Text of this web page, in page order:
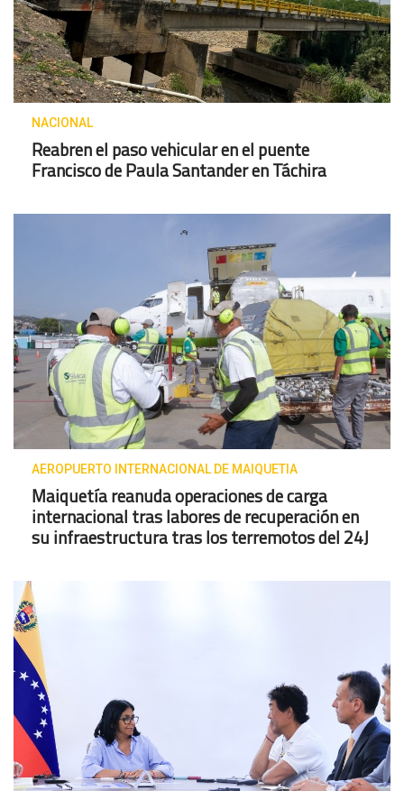
NACIONAL
Reabren el paso vehicular en el puente
Francisco de Paula Santander en Táchira
AEROPUERTO INTERNACIONAL DE MAIQUETIA
Maiquetía reanuda operaciones de carga
internacional tras labores de recuperación en
su infraestructura tras los terremotos del 24J